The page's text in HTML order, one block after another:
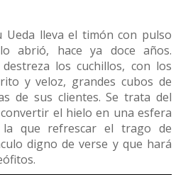
Ueda lleva el timón con pulso
abrió, hace ya doce años.
los cuchillos, con los
y veloz, grandes cubos de
de sus clientes. Se trata del
el hielo en una esfera
la que refrescar el trago de
digno de verse y que hará